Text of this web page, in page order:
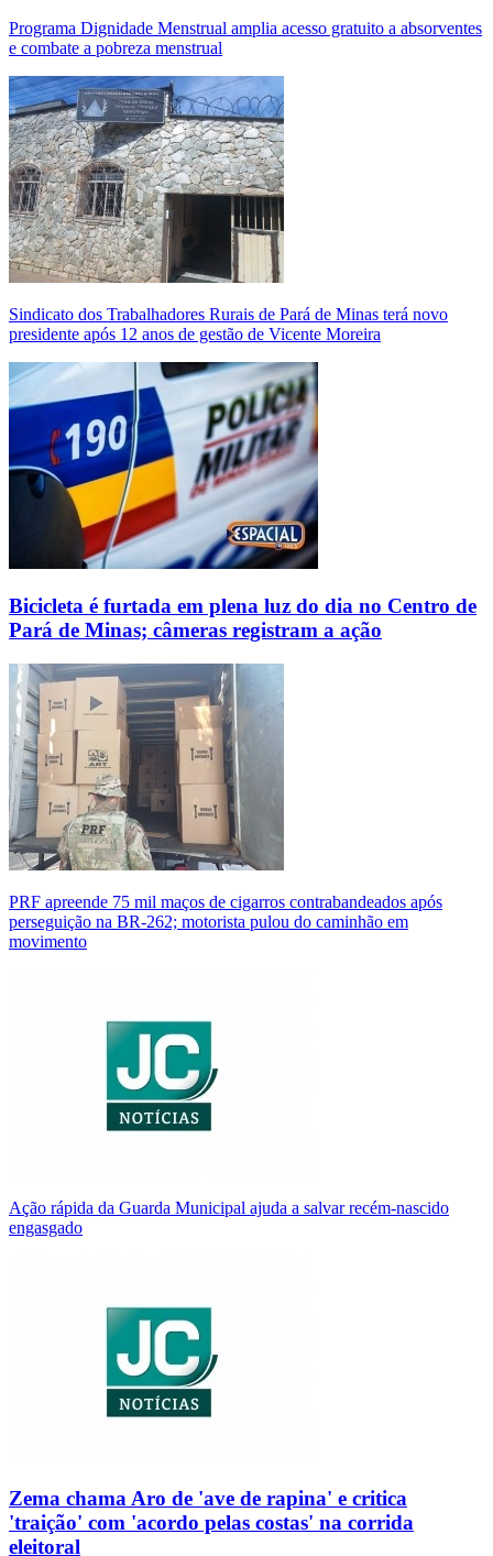
Programa Dignidade Menstrual amplia acesso gratuito a absorventes
e combate a pobreza menstrual
Sindicato dos Trabalhadores Rurais de Pará de Minas terá novo
presidente após 12 anos de gestão de Vicente Moreira
Bicicleta é furtada em plena luz do dia no Centro de
Pará de Minas; câmeras registram a ação
PRF apreende 75 mil maços de cigarros contrabandeados após
perseguição na BR-262; motorista pulou do caminhão em
movimento
Ação rápida da Guarda Municipal ajuda a salvar recém-nascido
engasgado
Zema chama Aro de 'ave de rapina' e critica
'traição' com 'acordo pelas costas' na corrida
eleitoral